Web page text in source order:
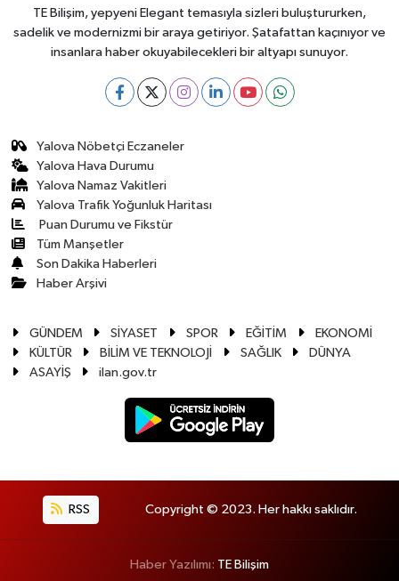
TE Bilişim, yepyeni Elegant temasıyla sizleri buluştururken,
sadelik ve modernizmi bir araya getiriyor. Şatafattan kaçınıyor ve
insanlara haber okuyabilecekleri bir altyapı sunuyor.
Yalova Nöbetçi Eczaneler
Yalova Hava Durumu
Yalova Namaz Vakitleri
Yalova Trafik Yoğunluk Haritası
Puan Durumu ve Fikstür
Tüm Manşetler
Son Dakika Haberleri
Haber Arşivi
GÜNDEM SİYASET SPOR EĞİTİM
EKONOMİ
KÜLTÜR
BİLİM VE TEKNOLOJİ SAĞLIK
DÜNYA
ASAYİŞ
ilan.gov.tr
RSS Copyright © 2023. Her hakkı saklıdır.
Haber Yazılımı: TE Bilişim